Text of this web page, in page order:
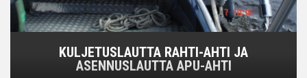
KULJETUSLAUTTA RAHTI-AHTI JA
ASENNUSLAUTTA APU-AHTI